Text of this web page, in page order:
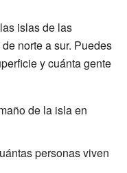
islas de las
norte a sur. Puedes
y cuánta gente
de la isla en
personas viven